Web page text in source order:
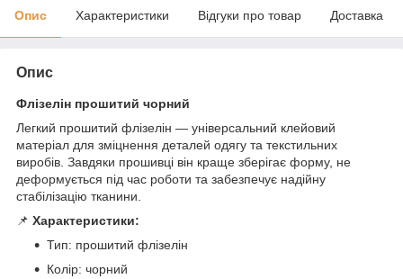
Опис Характеристики Відгуки про товар Доставка
Опис
Флізелін прошитий чорний
Легкий прошитий флізелін — універсальний клейовий
матеріал для зміцнення деталей одягу та текстильних
виробів. Завдяки прошивці він краще зберігає форму, не
деформується під час роботи та забезпечує надійну
стабілізацію тканини.
📌 Характеристики:
Тип: прошитий флізелін
Колір: чорний